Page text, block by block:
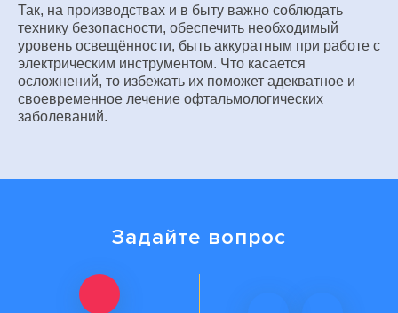
Так, на производствах и в быту важно соблюдать
технику безопасности, обеспечить необходимый
уровень освещённости, быть аккуратным при работе с
электрическим инструментом. Что касается
осложнений, то избежать их поможет адекватное и
своевременное лечение офтальмологических
заболеваний.
Задайте вопрос